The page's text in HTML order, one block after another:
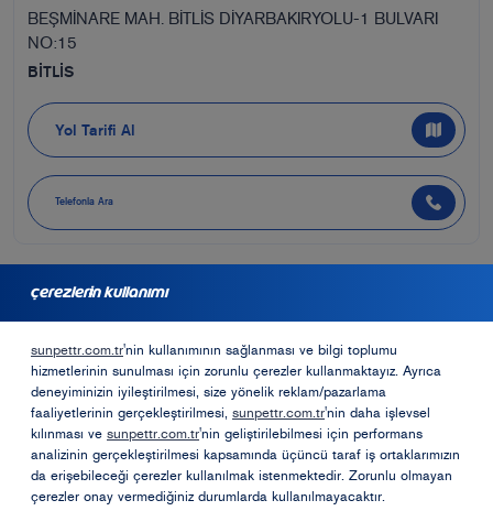
çerezlerin kullanımı
sunpettr.com.tr'nin kullanımının sağlanması ve bilgi toplumu
hizmetlerinin sunulması için zorunlu çerezler kullanmaktayız. Ayrıca
deneyiminizin iyileştirilmesi, size yönelik reklam/pazarlama
faaliyetlerinin gerçekleştirilmesi, sunpettr.com.tr'nin daha işlevsel
kılınması ve sunpettr.com.tr'nin geliştirilebilmesi için performans
analizinin gerçekleştirilmesi kapsamında üçüncü taraf iş ortaklarımızın
da erişebileceği çerezler kullanılmak istenmektedir. Zorunlu olmayan
çerezler onay vermediğiniz durumlarda kullanılmayacaktır.
BEŞMİNARE MAH. BİTLİS DİYARBAKIRYOLU-1 BULVARI
NO:15
BİTLİS
Yol Tarifi Al
Telefonla Ara
Bayilik Formu
Opet Sosyal Sorumluk Projeleri